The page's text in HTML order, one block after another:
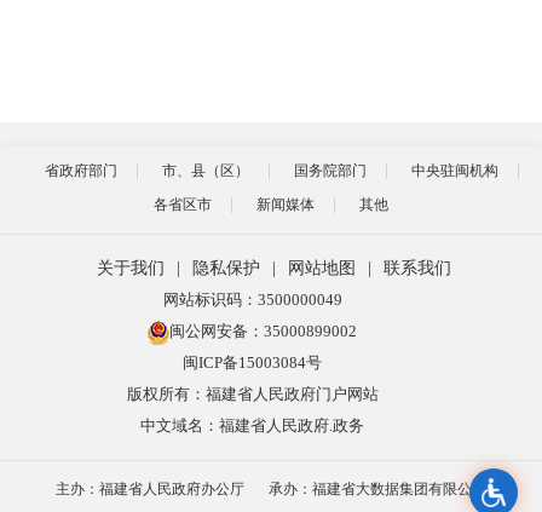
省政府部门 市、县（区） 国务院部门
中央驻闽机构
各省区市
新闻媒体 其他
关于我们 | 隐私保护 | 网站地图 |
联系我们
网站标识码：3500000049
闽公网安备：35000899002
闽ICP备15003084号
版权所有：福建省人民政府门户网站
中文域名：福建省人民政府.政务
主办：福建省人民政府办公厅 承办：福建省大数据集团有限公司